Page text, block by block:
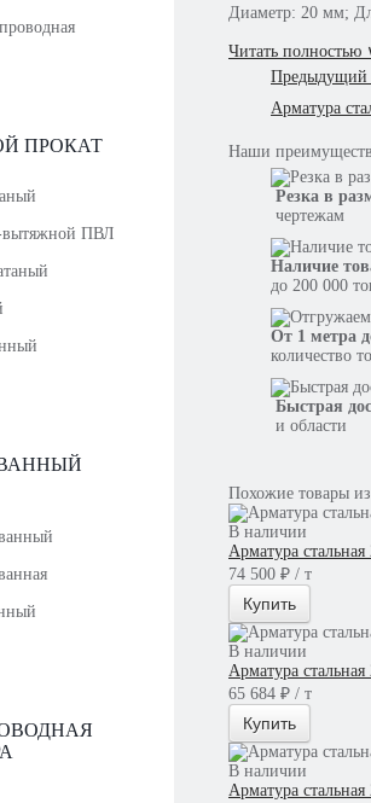
ПРОКАТ
вытяжной ПВЛ
Диаметр: 20 мм;
Читать полностью
Предыдущий
Арматура
Наши
Резка в
чертежам
Наличие
до 200 000
От 1 метра
количество
Быстрая
и области
Похожие товары
В наличии
Арматура
74 500 ₽ / т
Купить
В наличии
Арматура
65 684 ₽ / т
Купить
В наличии
Арматура